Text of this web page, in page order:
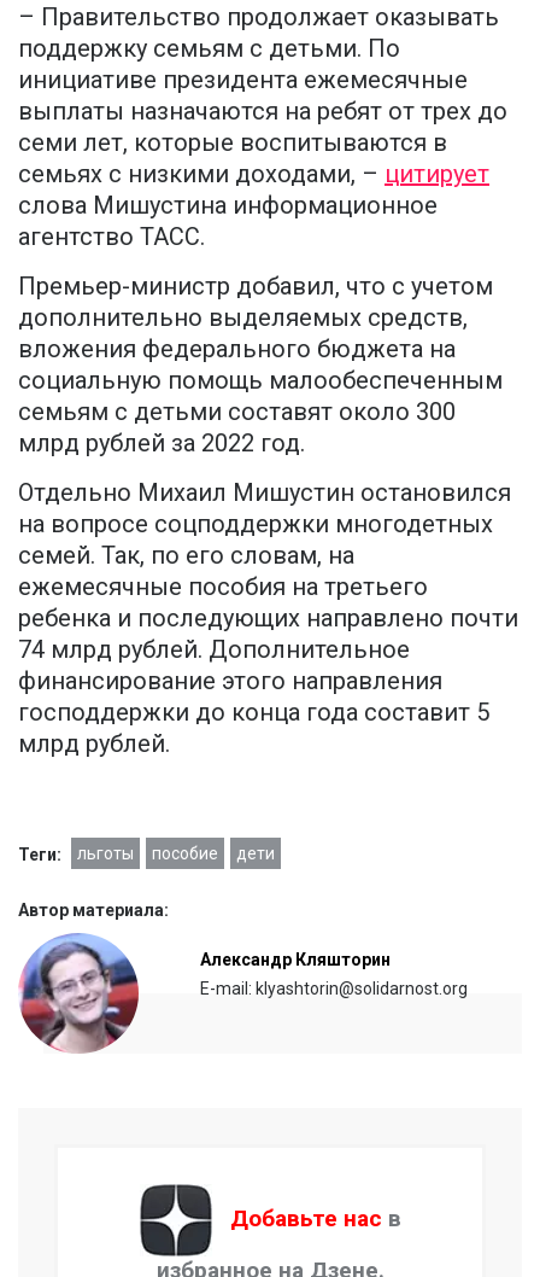
– Правительство продолжает оказывать
поддержку семьям с детьми. По
инициативе президента ежемесячные
выплаты назначаются на ребят от трех до
семи лет, которые воспитываются в
семьях с низкими доходами, – цитирует
слова Мишустина информационное
агентство ТАСС.
Премьер-министр добавил, что с учетом
дополнительно выделяемых средств,
вложения федерального бюджета на
социальную помощь малообеспеченным
семьям с детьми составят около 300
млрд рублей за 2022 год.
Отдельно Михаил Мишустин остановился
на вопросе соцподдержки многодетных
семей. Так, по его словам, на
ежемесячные пособия на третьего
ребенка и последующих направлено почти
74 млрд рублей. Дополнительное
финансирование этого направления
господдержки до конца года составит 5
млрд рублей.
Теги: льготы пособие дети
Автор материала:
Александр Кляшторин
E-mail: klyashtorin@solidarnost.org
Добавьте нас в
избранное на Дзене.